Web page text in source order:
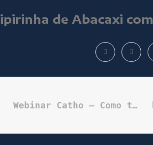
de Abacaxi com
Webinar Catho – Como ter sucesso com a Catho nos 30 dias grátis